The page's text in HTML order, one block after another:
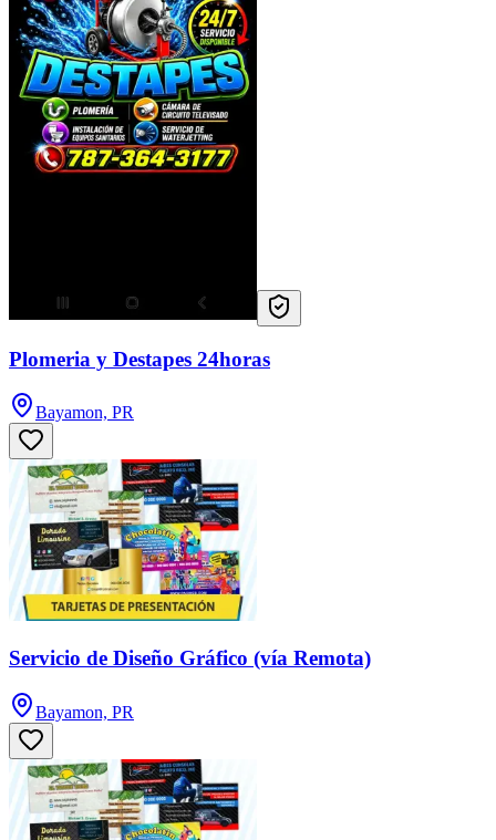
Plomeria y Destapes 24horas
Bayamon, PR
Servicio de Diseño Gráfico (vía Remota)
Bayamon, PR